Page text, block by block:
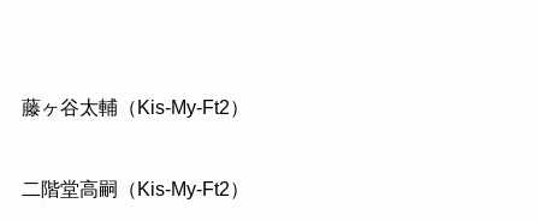
藤ヶ谷太輔（Kis-My-Ft2）
二階堂高嗣（Kis-My-Ft2）